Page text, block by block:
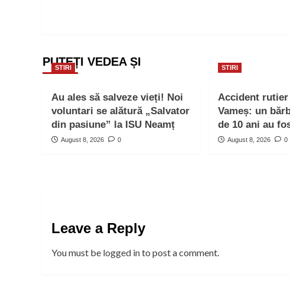
PUTEȚI VEDEA ȘI
STIRI
Au ales să salveze vieți! Noi
voluntari se alătură „Salvator
din pasiune” la ISU Neamț
August 8, 2026 0
STIRI
Accident
Vameș: un
de 10 ani au
August 8, 2026 0
Leave a Reply
You must be logged into post a comment.